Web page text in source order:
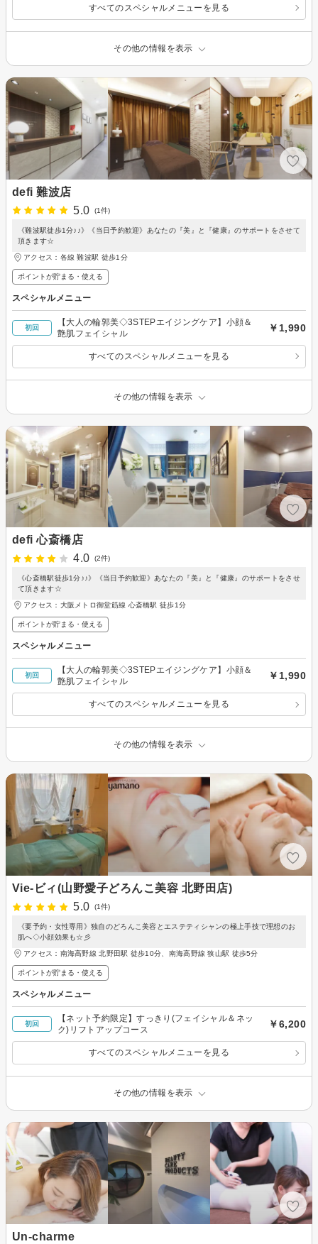
すべてのスペシャルメニューを見る
その他の情報を表示
defi 難波店
5.0
(1件)
《難波駅徒歩1分♪♪》《当日予約歓迎》あなたの『美』と『健康』のサポートをさせて
頂きます☆
アクセス：各線 難波駅 徒歩1分
ポイントが貯まる・使える
スペシャルメニュー
初回
【大人の輪郭美◇3STEPエイジングケア】小顔＆
艶肌フェイシャル
￥1,990
すべてのスペシャルメニューを見る
その他の情報を表示
defi 心斎橋店
4.0
(2件)
《心斎橋駅徒歩1分♪♪》《当日予約歓迎》あなたの『美』と『健康』のサポートをさせ
て頂きます☆
アクセス：大阪メトロ御堂筋線 心斎橋駅 徒歩1分
ポイントが貯まる・使える
スペシャルメニュー
初回
【大人の輪郭美◇3STEPエイジングケア】小顔＆
艶肌フェイシャル
￥1,990
すべてのスペシャルメニューを見る
その他の情報を表示
Vie-ビィ(山野愛子どろんこ美容 北野田店)
5.0
(1件)
《要予約・女性専用》独自のどろんこ美容とエステティシャンの極上手技で理想のお
肌へ◇小顔効果も☆彡
アクセス：南海高野線 北野田駅 徒歩10分、南海高野線 狭山駅 徒歩5分
ポイントが貯まる・使える
スペシャルメニュー
初回
【ネット予約限定】すっきり(フェイシャル＆ネッ
ク)リフトアップコース
￥6,200
すべてのスペシャルメニューを見る
その他の情報を表示
Un-charme